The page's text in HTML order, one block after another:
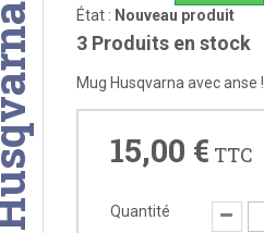
Husqvarna
État : Nouveau produit
3 Produits en stock
Mug Husqvarna avec anse !
15,00 € TTC
Quantité